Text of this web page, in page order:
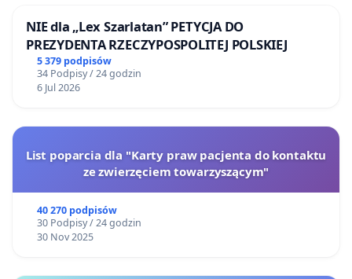
NIE dla „Lex Szarlatan” PETYCJA DO
PREZYDENTA RZECZYPOSPOLITEJ POLSKIEJ
5 379 podpisów
34 Podpisy / 24 godzin
6 Jul 2026
List poparcia dla "Karty praw pacjenta do kontaktu
ze zwierzęciem towarzyszącym"
40 270 podpisów
30 Podpisy / 24 godzin
30 Nov 2025